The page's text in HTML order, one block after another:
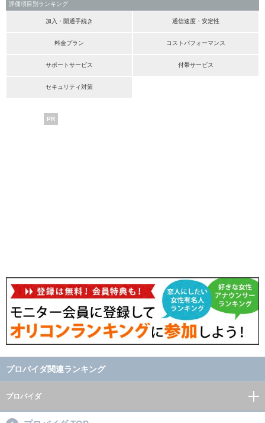
評価項目別ランキング
加入・開通手続き 通信速度・安定性
料金プラン コストパフォーマンス
サポートサービス 付帯サービス
セキュリティ対策
PR
プロバイダ関連ランキング
プロバイダ